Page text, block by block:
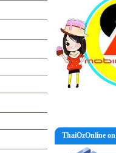
ThaiOzOnline